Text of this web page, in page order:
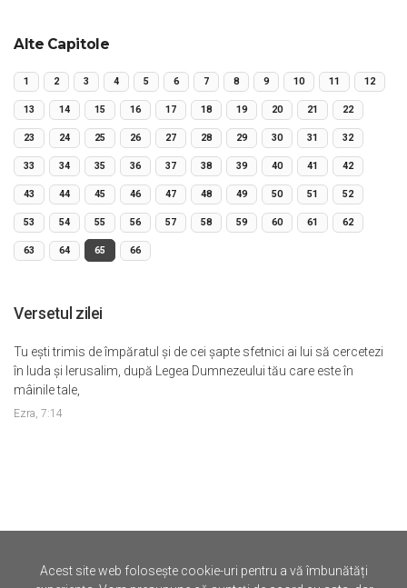
Alte Capitole
1 2 3 4 5 6 7 8 9 10 11 12
13 14 15 16 17 18 19 20 21 22
23 24 25 26 27 28 29 30 31 32
33 34 35 36 37 38 39 40 41 42
43 44 45 46 47 48 49 50 51 52
53 54 55 56 57 58 59 60 61 62
63 64 65 66
Versetul zilei
Tu eşti trimis de împăratul şi de cei şapte sfetnici ai lui să cercetezi
în Iuda şi Ierusalim, după Legea Dumnezeului tău care este în
mâinile tale,
Ezra, 7:14
Acest site web folosește cookie-uri pentru a vă îmbunătăți